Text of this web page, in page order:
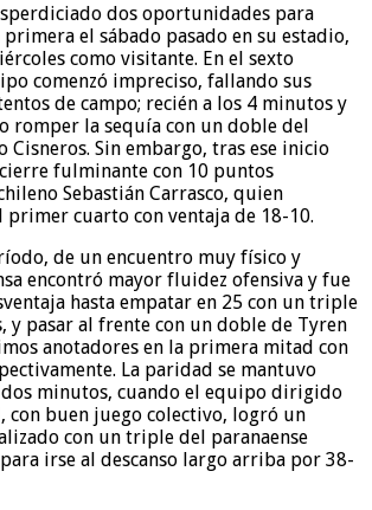
dos oportunidades para
el sábado pasado en su estadio,
como visitante. En el sexto
comenzó impreciso, fallando sus
de campo; recién a los 4 minutos y
romper la sequía con un doble del
Cisneros. Sin embargo, tras ese inicio
fulminante con 10 puntos
Sebastián Carrasco, quien
cuarto con ventaja de 18-10.
de un encuentro muy físico y
encontró mayor fluidez ofensiva y fue
hasta empatar en 25 con un triple
y pasar al frente con un doble de Tyren
anotadores en la primera mitad con
La paridad se mantuvo
minutos, cuando el equipo dirigido
con buen juego colectivo, logró un
con un triple del paranaense
irse al descanso largo arriba por 38-